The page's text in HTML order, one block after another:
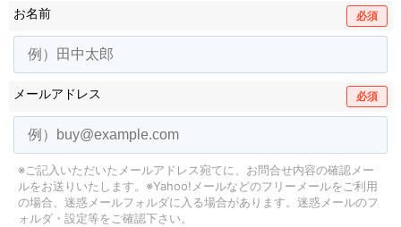
お名前 必須
メールアドレス 必須
※ご記入いただいたメールアドレス宛てに、お問合せ内容の確認メー
ルをお送りいたします。 ※Yahoo!メールなどのフリーメールをご利用
の場合、迷惑メールフォルダに入る場合があります。 迷惑メールのフ
ォルダ・設定等をご確認下さい。